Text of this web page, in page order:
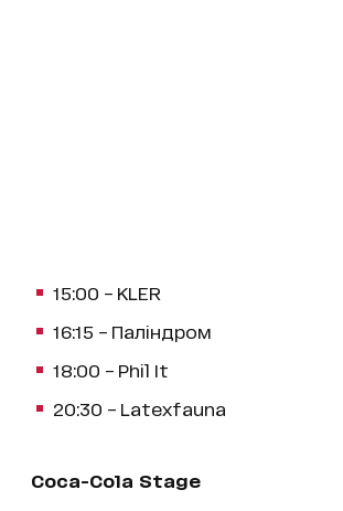
15:00 – KLER
16:15 – Паліндром
18:00 – Phil It
20:30 – Latexfauna
Coca-Cola Stage